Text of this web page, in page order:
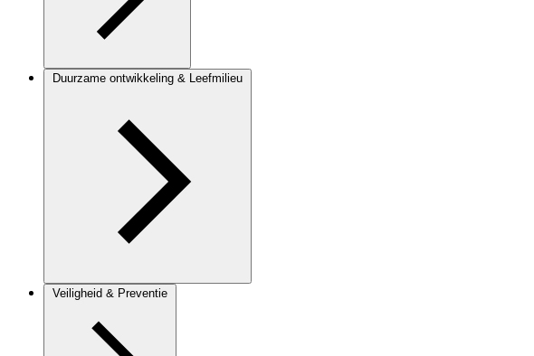
Duurzame ontwikkeling & Leefmilieu
Veiligheid & Preventie